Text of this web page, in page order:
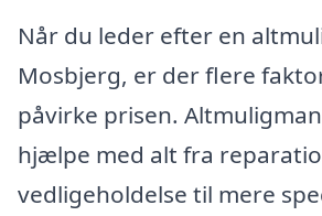
Når du leder efter en
Mosbjerg, er der flere
påvirke prisen.
hjælpe med alt fra
vedligeholdelse til mere